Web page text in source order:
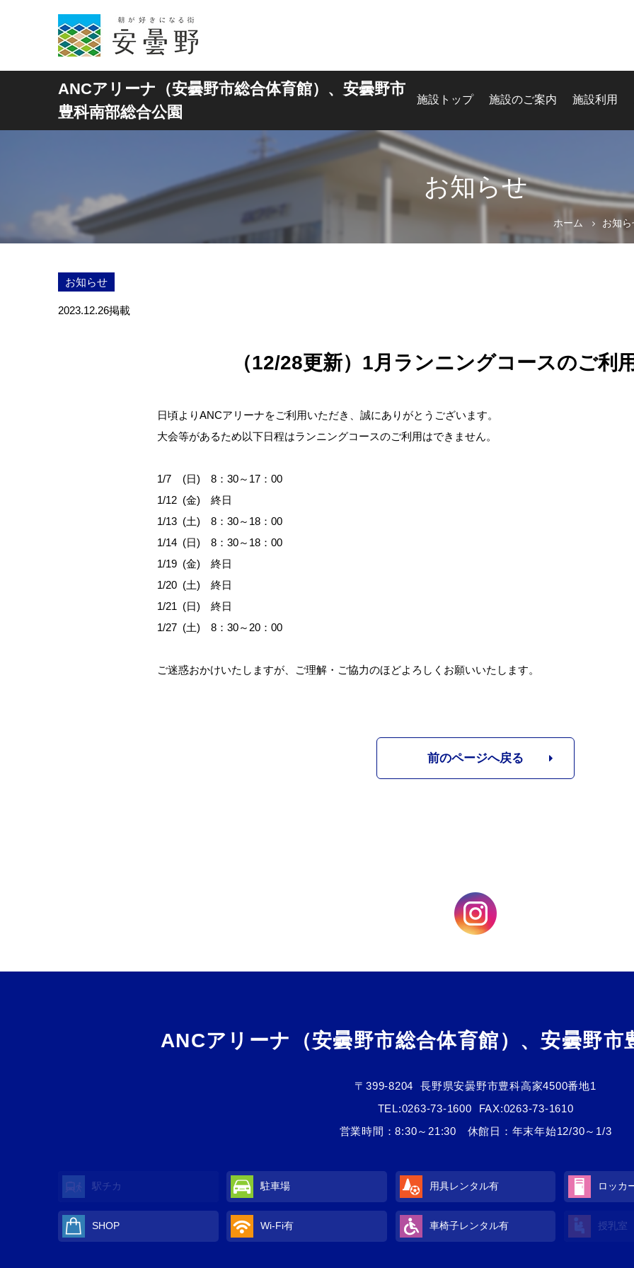
ANCアリーナ（安曇野市総合体育館）、安曇野市
豊科南部総合公園
施設トップ 施設のご案内 施設利用
お知らせ
ホーム お知
お知らせ
2023.12.26掲載
（12/28更新）1月ランニングコースのご利
日頃よりANCアリーナをご利用いただき、誠にありがとうございます。
大会等があるため以下日程はランニングコースのご利用はできません。
1/7 (日) 8：30～17：00
1/12 (金) 終日
1/13 (土) 8：30～18：00
1/14 (日) 8：30～18：00
1/19 (金) 終日
1/20 (土) 終日
1/21 (日) 終日
1/27 (土) 8：30～20：00
ご迷惑おかけいたしますが、ご理解・ご協力のほどよろしくお願いいたします。
前のページへ戻る
ANCアリーナ（安曇野市総合体育館）、安曇野市
〒399-8204
長野県安曇野市豊科高家4500番地1
TEL:0263-73-1600
FAX:0263-73-1610
営業時間：8:30～21:30 休館日：年末年始12/30～1/3
駅チカ 駐車場 用具レンタル有 ロッカ
SHOP Wi-Fi有 車椅子レンタル有 授乳室